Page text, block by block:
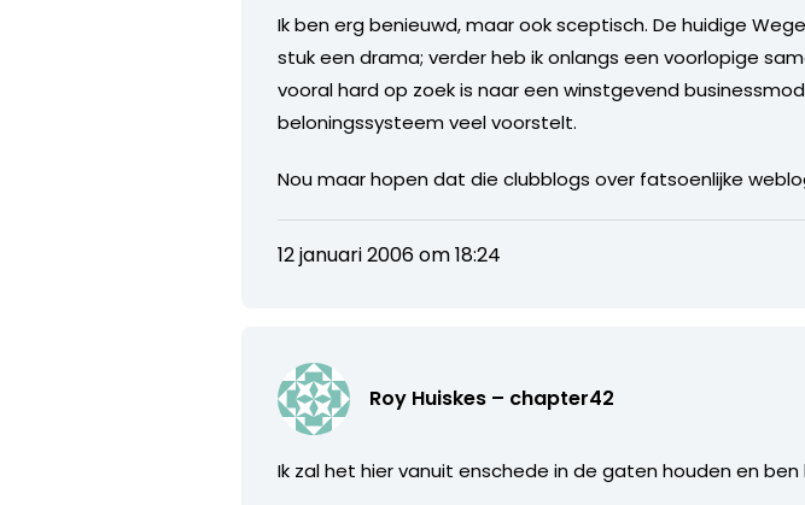
Ik ben erg benieuwd, maar ook sceptisch. De huidige
stuk een drama; verder heb ik onlangs een voorlopige
vooral hard op zoek is naar een winstgevend
beloningssysteem veel voorstelt.
Nou maar hopen dat die clubblogs over fatsoenlijke
12 januari 2006 om 18:24
Roy Huiskes – chapter42
Ik zal het hier vanuit enschede in de gaten houden en